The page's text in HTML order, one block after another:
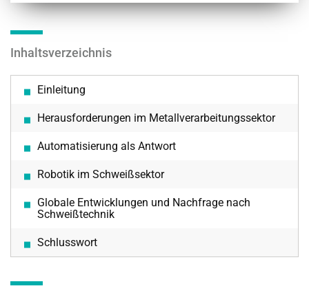
Inhaltsverzeichnis
Einleitung
Herausforderungen im Metallverarbeitungssektor
Automatisierung als Antwort
Robotik im Schweißsektor
Globale Entwicklungen und Nachfrage nach
Schweißtechnik
Schlusswort